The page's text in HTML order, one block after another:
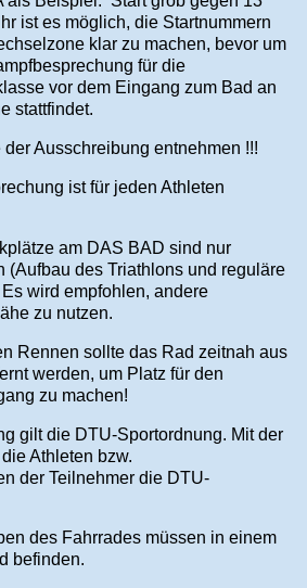
ist es möglich, die Startnummern
klar zu machen, bevor um
für die
vor dem Eingang zum Bad an
stattfindet.
Ausschreibung entnehmen !!!
ist für jeden Athleten
am DAS BAD sind nur
(Aufbau des Triathlons und reguläre
wird empfohlen, andere
zu nutzen.
Rennen sollte das Rad zeitnah aus
werden, um Platz für den
zu machen!
gilt die DTU-Sportordnung. Mit der
Athleten bzw.
der Teilnehmer die DTU-
des Fahrrades müssen in einem
befinden.